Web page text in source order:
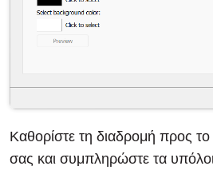
Καθορίστε τη διαδρομή προς
σας και συμπληρώστε τα